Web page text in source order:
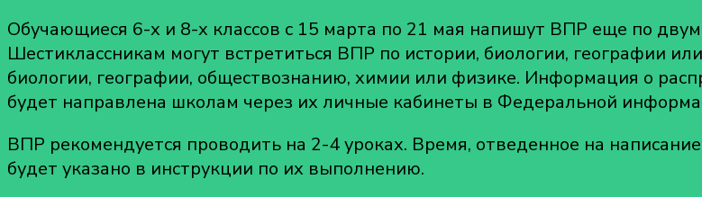
Обучающиеся 6-х и 8-х классов с 15 марта по 21 мая напишут ВПР еще по
Шестиклассникам могут встретиться ВПР по истории, биологии, географии
биологии, географии, обществознанию, химии или физике. Информация о
будет направлена школам через их личные кабинеты в Федеральной
ВПР рекомендуется проводить на 2-4 уроках. Время, отведенное на
будет указано в инструкции по их выполнению.